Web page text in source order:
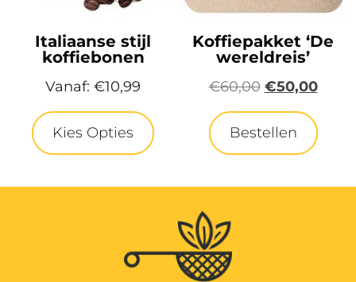
Italiaanse stijl
koffiebonen
Vanaf: €10,99
Kies Opties
Koffiepakket ‘De
wereldreis’
€60,00 €50,00
Bestellen